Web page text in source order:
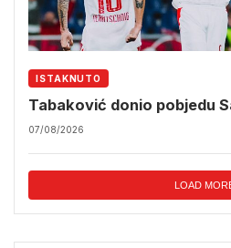
ISTAKNUTO
Tabaković donio pobjedu
07/08/2026
LOAD